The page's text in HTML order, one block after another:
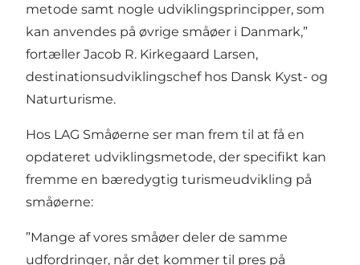
metode samt nogle udviklingsprincipper, som
kan anvendes på øvrige småøer i Danmark,”
fortæller Jacob R. Kirkegaard Larsen,
destinationsudviklingschef hos Dansk Kyst- og
Naturturisme.
Hos LAG Småøerne ser man frem til at få en
opdateret udviklingsmetode, der specifikt kan
fremme en bæredygtig turismeudvikling på
småøerne:
”Mange af vores småøer deler de samme
udfordringer, når det kommer til pres på